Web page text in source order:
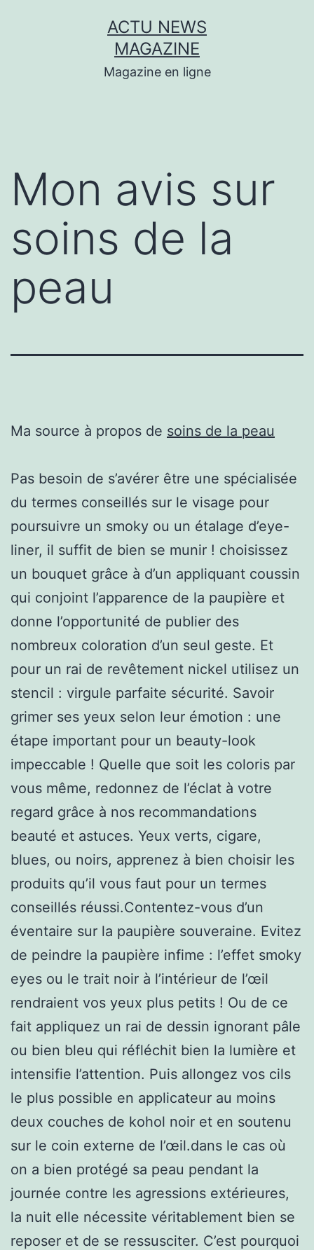
ACTU NEWS
MAGAZINE
Magazine en ligne
Mon avis sur
soins de la
peau
Ma source à propos de soins de la peau
Pas besoin de s’avérer être une spécialisée
du termes conseillés sur le visage pour
poursuivre un smoky ou un étalage d’eye-
liner, il suffit de bien se munir ! choisissez
un bouquet grâce à d’un appliquant coussin
qui conjoint l’apparence de la paupière et
donne l’opportunité de publier des
nombreux coloration d’un seul geste. Et
pour un rai de revêtement nickel utilisez un
stencil : virgule parfaite sécurité. Savoir
grimer ses yeux selon leur émotion : une
étape important pour un beauty-look
impeccable ! Quelle que soit les coloris par
vous même, redonnez de l’éclat à votre
regard grâce à nos recommandations
beauté et astuces. Yeux verts, cigare,
blues, ou noirs, apprenez à bien choisir les
produits qu’il vous faut pour un termes
conseillés réussi.Contentez-vous d’un
éventaire sur la paupière souveraine. Evitez
de peindre la paupière infime : l’effet smoky
eyes ou le trait noir à l’intérieur de l’œil
rendraient vos yeux plus petits ! Ou de ce
fait appliquez un rai de dessin ignorant pâle
ou bien bleu qui réfléchit bien la lumière et
intensifie l’attention. Puis allongez vos cils
le plus possible en applicateur au moins
deux couches de kohol noir et en soutenu
sur le coin externe de l’œil.dans le cas où
on a bien protégé sa peau pendant la
journée contre les agressions extérieures,
la nuit elle nécessite véritablement bien se
reposer et de se ressusciter. C’est pourquoi